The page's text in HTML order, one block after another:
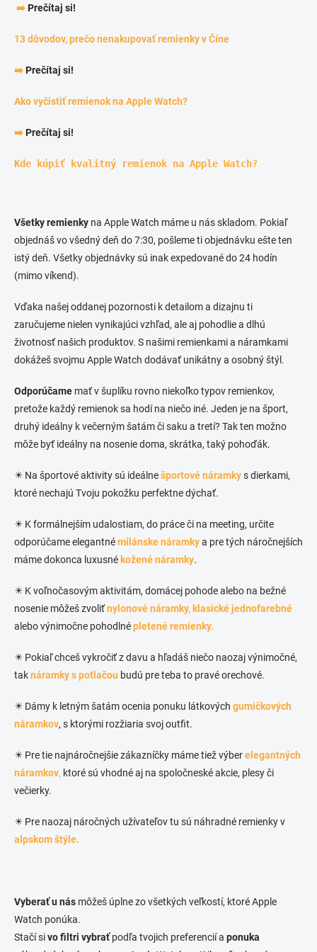
➡️Prečítaj si!
13 dôvodov, prečo nenakupovať remienky v Číne
➡️Prečítaj si!
Ako vyčistiť remienok na Apple Watch?
➡️Prečítaj si!
Kde kúpiť kvalitný remienok na Apple Watch?
Všetky remienky na Apple Watch máme u nás skladom. Pokiaľ
objednáš vo všedný deň do 7:30, pošleme ti objednávku ešte ten
istý deň. Všetky objednávky sú inak expedované do 24 hodín
(mimo víkend).
Vďaka našej oddanej pozornosti k detailom a dizajnu ti
zaručujeme nielen vynikajúci vzhľad, ale aj pohodlie a dlhú
životnosť našich produktov. S našimi remienkami a náramkami
dokážeš svojmu Apple Watch dodávať unikátny a osobný štýl.
Odporúčame mať v šuplíku rovno niekoľko typov remienkov,
pretože každý remienok sa hodí na niečo iné. Jeden je na šport,
druhý ideálny k večerným šatám či saku a tretí? Tak ten možno
môže byť ideálny na nosenie doma, skrátka, taký pohoďák.
✴️ Na športové aktivity sú ideálnešportové náramkys dierkami,
ktoré nechajú Tvoju pokožku perfektne dýchať.
✴️ K formálnejším udalostiam, do práce či na meeting, určite
odporúčame elegantnémilánske náramkya pre tých náročnejších
máme dokonca luxusné kožené náramky.
✴️ K voľnočasovým aktivitám, domácej pohode alebo na bežné
nosenie môžeš zvoliťnylonové náramky, klasické jednofarebné
alebo výnimočne pohodlnépletené remienky.
✴️ Pokiaľ chceš vykročiť z davu a hľadáš niečo naozaj výnimočné,
taknáramky s potlačou budú pre teba to pravé orechové.
✴️ Dámy k letným šatám ocenia ponuku látkových gumičkových
náramkov, s ktorými rozžiaria svoj outfit.
✴️ Pre tie najnáročnejšie zákazníčky máme tiež výberelegantných
náramkov, ktoré sú vhodné aj na spoločneské akcie, plesy či
večierky.
✴️ Pre naozaj náročných užívateľov tu sú náhradné remienky v
alpskom štýle.
Vyberať u nás môžeš úplne zo všetkých veľkostí, ktoré Apple
Watch ponúka.
Stačí sivo filtri vybraťpodľa tvojich preferencií a ponuka